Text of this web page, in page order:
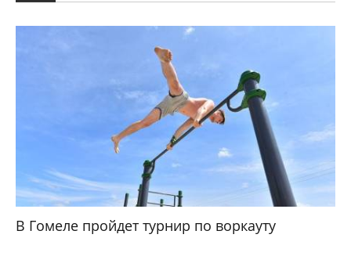
В Гомеле пройдет турнир по воркауту